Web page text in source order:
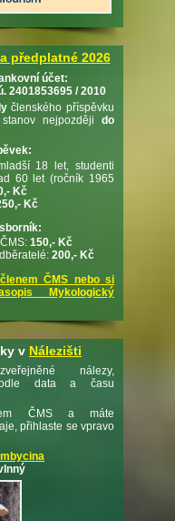
předplatné 2026
účet:
2401853695 / 2010
členského příspěvku
nejpozději do
18 let, studenti
60 let (ročník 1965
Kč
Kč
150,- Kč
200,- Kč
ČMS nebo si
Mykologický
v Nálezišti
nálezy,
data a času
ČMS a máte
přihlaste se vpravo